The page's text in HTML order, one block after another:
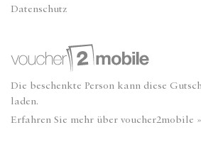
Datenschutz
Die beschenkte Person kann diese
laden.
Erfahren Sie mehr über voucher2mobile »